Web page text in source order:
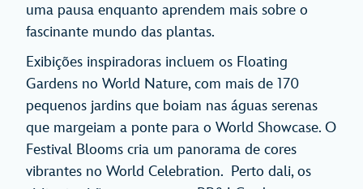
uma pausa enquanto aprendem mais sobre o
fascinante mundo das plantas.
Exibições inspiradoras incluem os Floating
Gardens no World Nature, com mais de 170
pequenos jardins que boiam nas águas serenas
que margeiam a ponte para o World Showcase. O
Festival Blooms cria um panorama de cores
vibrantes no World Celebration. Perto dali, os